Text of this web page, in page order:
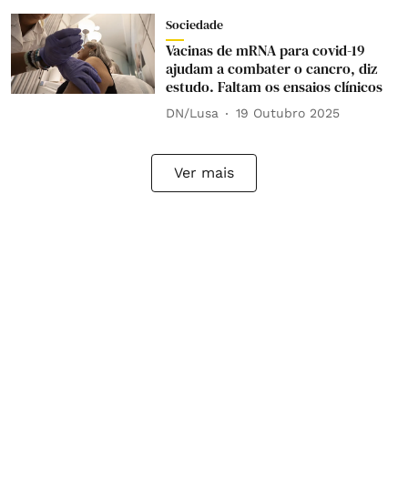
Sociedade
Vacinas de mRNA para covid-19
ajudam a combater o cancro, diz
estudo. Faltam os ensaios clínicos
DN/Lusa 19 Outubro 2025
Ver mais